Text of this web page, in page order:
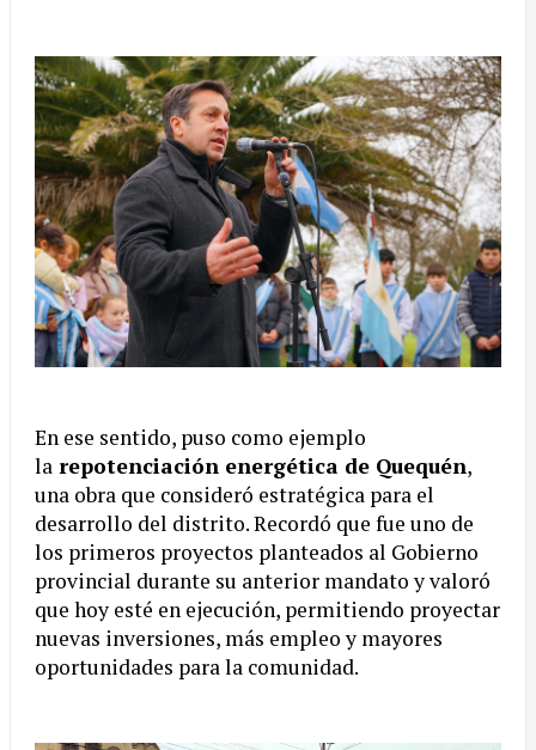
En ese sentido, puso como ejemplo
la repotenciación energética de Quequén,
una obra que consideró estratégica para el
desarrollo del distrito. Recordó que fue uno de
los primeros proyectos planteados al Gobierno
provincial durante su anterior mandato y valoró
que hoy esté en ejecución, permitiendo proyectar
nuevas inversiones, más empleo y mayores
oportunidades para la comunidad.